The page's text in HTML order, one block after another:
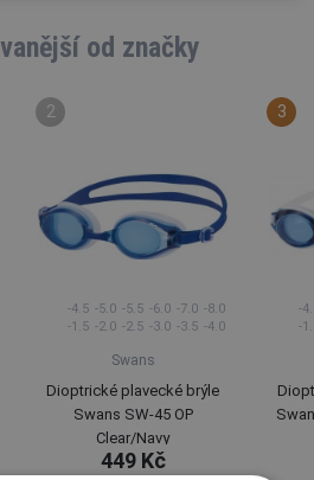
od značky
-1.5 -2.0 -2.5 -3.0 -3.5 -4.0
-4.5 -5.0 -5.5 -6.0 -7.0 -8.0
Swans
Dioptrické plavecké brýle
Swans SW-45 OP
Clear/Navy
449 Kč
-
-